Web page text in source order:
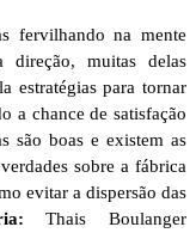
fervilhando na mente
direção, muitas delas
estratégias para tornar
a chance de satisfação
são boas e existem as
sobre a fábrica
evitar a dispersão das
Thais Boulanger